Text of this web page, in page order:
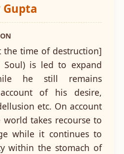
Gupta
the time of destruction]
Soul) is led to expand
he still remains
of his desire,
etc. On account
takes recourse to
while it continues to
within the stomach of